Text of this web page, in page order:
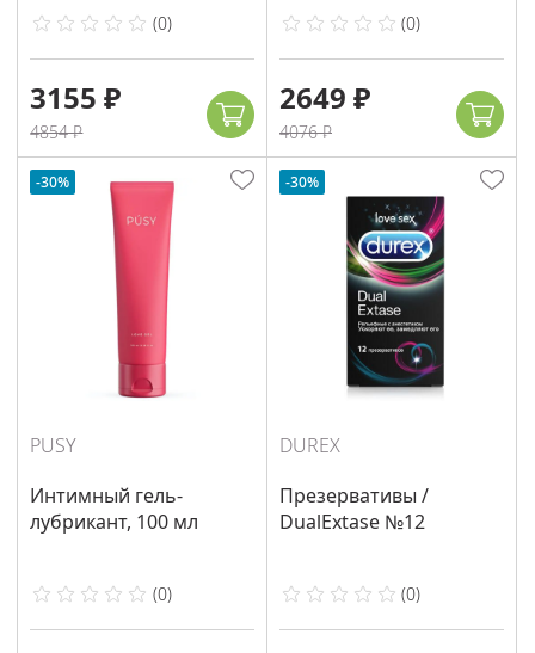
(0)
3155 ₽
4854 ₽
(0)
2649 ₽
4076 ₽
-30%
PUSY
Интимный гель-
лубрикант, 100 мл
(0)
-30%
DUREX
Презервативы /
DualExtase №12
(0)